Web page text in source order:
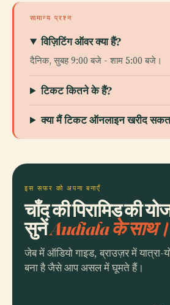
सामान्य प्रश्न
विज़िटिंग ऑवर क्या हैं?
दैनिक, सुबह 9:00 बजे - शाम 5:00 बजे।
टिकट कितने के हैं?
क्या मैं टिकट ऑनलाइन खरीद
इस सफर को अपना बनाएँ
चाँद की पिरामिड की
सुनेंAudiala के साथ।
जेब में ऑडियो गाइड, ब्राउज़र में यात्रा-
बना है जैसे आप असल में घूमते हैं।